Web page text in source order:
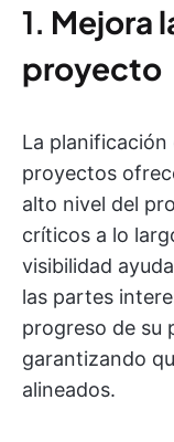
1. Mejora
proyecto
La
proyectos
alto nivel del
críticos a lo
visibilidad
las partes
progreso de su
garantizando
alineados.